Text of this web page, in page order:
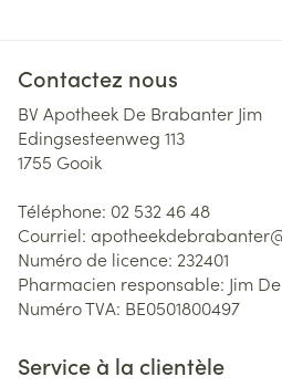
Contactez nous
BV Apotheek De Brabanter Jim
Edingsesteenweg 113
1755 Gooik
Téléphone: 02 532 46 48
Courriel:
Numéro de licence: 232401
Pharmacien responsable: Jim
Numéro TVA: BE0501800497
Service à la clientèle